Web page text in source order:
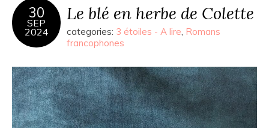
30
SEP
2024
Le blé en herbe de Colette
categories: 3 étoiles - A lire, Romans
francophones